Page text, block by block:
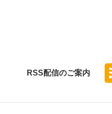
RSS配信のご案内